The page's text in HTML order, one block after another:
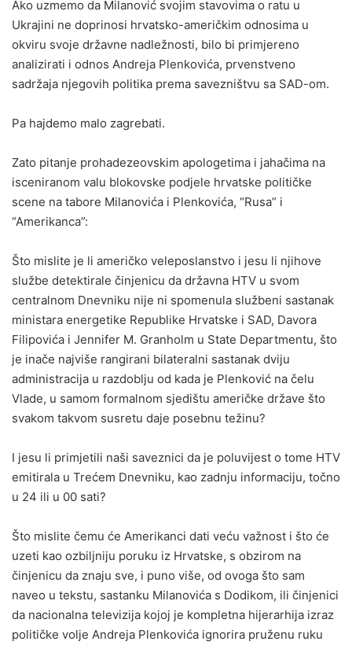
Ako uzmemo da Milanović svojim stavovima o ratu u
Ukrajini ne doprinosi hrvatsko-američkim odnosima u
okviru svoje državne nadležnosti, bilo bi primjereno
analizirati i odnos Andreja Plenkovića, prvenstveno
sadržaja njegovih politika prema savezništvu sa SAD-om.
Pa hajdemo malo zagrebati.
Zato pitanje prohadezeovskim apologetima i jahačima na
isceniranom valu blokovske podjele hrvatske političke
scene na tabore Milanovića i Plenkovića, “Rusa” i
“Amerikanca”:
Što mislite je li američko veleposlanstvo i jesu li njihove
službe detektirale činjenicu da državna HTV u svom
centralnom Dnevniku nije ni spomenula službeni sastanak
ministara energetike Republike Hrvatske i SAD, Davora
Filipovića i Jennifer M. Granholm u State Departmentu, što
je inače najviše rangirani bilateralni sastanak dviju
administracija u razdoblju od kada je Plenković na čelu
Vlade, u samom formalnom sjedištu američke države što
svakom takvom susretu daje posebnu težinu?
I jesu li primjetili naši saveznici da je poluvijest o tome HTV
emitirala u Trećem Dnevniku, kao zadnju informaciju, točno
u 24 ili u 00 sati?
Što mislite čemu će Amerikanci dati veću važnost i što će
uzeti kao ozbiljniju poruku iz Hrvatske, s obzirom na
činjenicu da znaju sve, i puno više, od ovoga što sam
naveo u tekstu, sastanku Milanovića s Dodikom, ili činjenici
da nacionalna televizija kojoj je kompletna hijerarhija izraz
političke volje Andreja Plenkovića ignorira pruženu ruku